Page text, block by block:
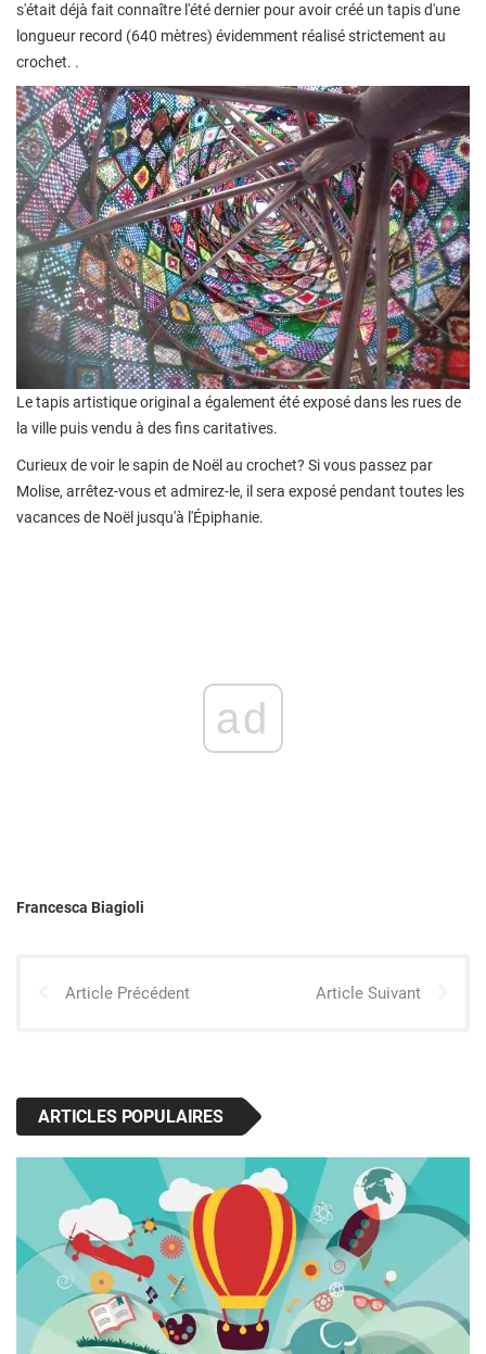
s'était déjà fait connaître l'été dernier pour avoir créé un tapis d'une
longueur record (640 mètres) évidemment réalisé strictement au
crochet. .
Le tapis artistique original a également été exposé dans les rues de
la ville puis vendu à des fins caritatives.
Curieux de voir le sapin de Noël au crochet? Si vous passez par
Molise, arrêtez-vous et admirez-le, il sera exposé pendant toutes les
vacances de Noël jusqu'à l'Épiphanie.
ad
Francesca Biagioli
Article Précédent Article Suivant
ARTICLES POPULAIRES